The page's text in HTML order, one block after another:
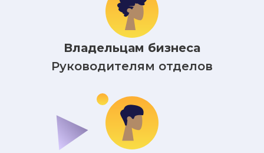
Владельцам бизнеса
Руководителям отделов